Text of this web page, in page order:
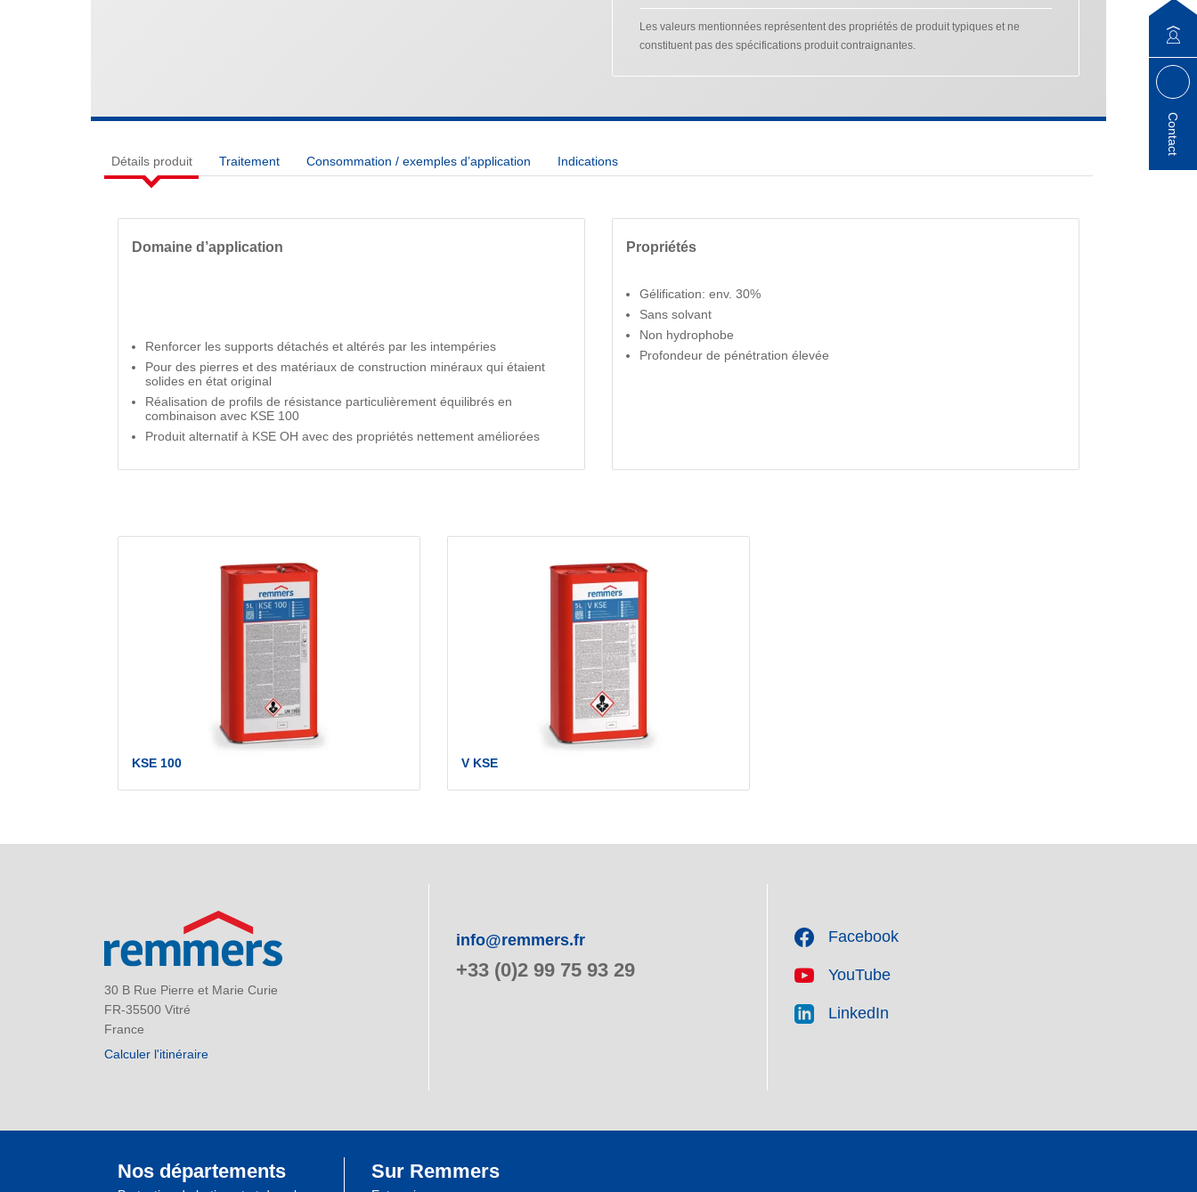
Les valeurs mentionnées représentent des propriétés de produit typiques et ne
constituent pas des spécifications produit contraignantes.
Détails produit Traitement Consommation / exemples d’application Indications
Domaine d’application
Renforcer les supports détachés et altérés par les intempéries
Pour des pierres et des matériaux de construction minéraux qui étaient
solides en état original
Réalisation de profils de résistance particulièrement équilibrés en
combinaison avec KSE 100
Produit alternatif à KSE OH avec des propriétés nettement améliorées
Propriétés
Gélification: env. 30%
Sans solvant
Non hydrophobe
Profondeur de pénétration élevée
KSE 100 V KSE
30 B Rue Pierre et Marie Curie
FR-35500 Vitré
France
Calculer l'itinéraire
info@remmers.fr
+33 (0)2 99 75 93 29
Facebook
YouTube
LinkedIn
Contact
Nos départements Sur Remmers